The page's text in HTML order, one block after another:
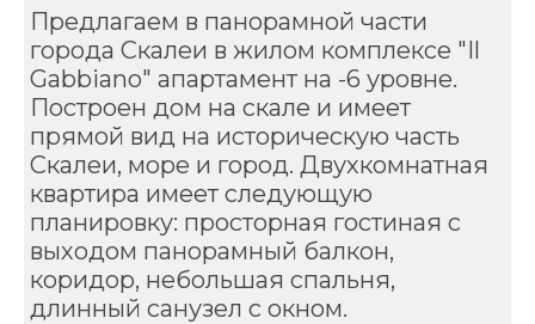
Предлагаем в панорамной части
города Скалеи в жилом комплексе "Il
Gabbiano" апартамент на -6 уровне.
Построен дом на скале и имеет
прямой вид на историческую часть
Скалеи, море и город. Двухкомнатная
квартира имеет следующую
планировку: просторная гостиная с
выходом панорамный балкон,
коридор, небольшая спальня,
длинный санузел с окном.